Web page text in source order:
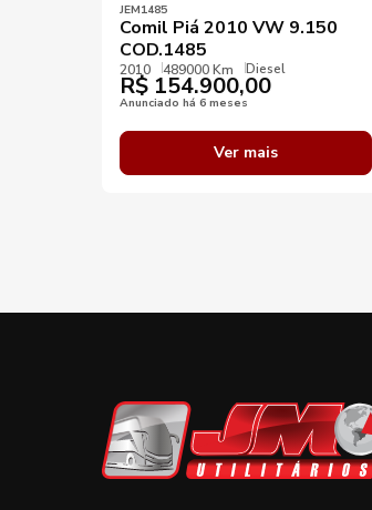
JEM1485
Comil Piá 2010 VW 9.150
COD.1485
2010 489000 Km Diesel
R$ 154.900,00
Anunciado há 6 meses
Ver mais